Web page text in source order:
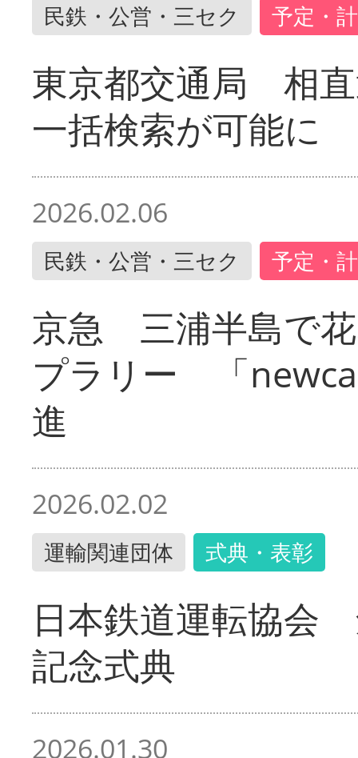
民鉄・公営・三セク 予定・
東京都交通局 相
一括検索が可能に
2026.02.06
民鉄・公営・三セク 予定・
京急 三浦半島で
プラリー 「
進
2026.02.02
運輸関連団体 式典・表彰
日本鉄道運転協会
記念式典
2026.01.30